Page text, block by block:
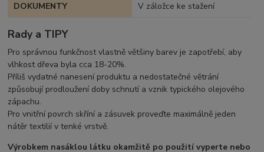
DOKUMENTY
V záložce ke stažení
Rady a TIPY
Pro správnou funkčnost vlastně většiny barev je zapotřebí, aby
vlhkost dřeva byla cca 18-20%.
Příliš vydatné nanesení produktu a nedostatečné větrání
způsobují prodloužení doby schnutí a vznik typického olejového
zápachu.
Pro vnitřní povrch skříní a zásuvek proveďte maximálně jeden
nátěr textilií v tenké vrstvě.
Výrobkem nasáklou látku okamžitě po použití vyperte nebo